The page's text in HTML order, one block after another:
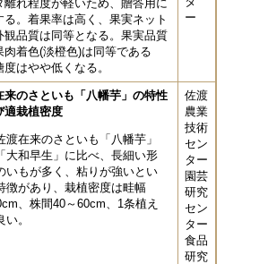
離れ程度が軽いため、贈答用に
る。着果率は高く、果実ネット
観品質は同等となる。果実品質
肉着色(淡橙色)は同等である
度はやや低くなる。
ー
来のさといも「八幡芋」の特性
適栽植密度
渡在来のさといも「八幡芋」
大和早生」に比べ、長細い形
いもが多く、粘りが強いとい
徴があり、栽植密度は畦幅
、株間40～60cm、1条植え
い。
佐渡
農業
技術
セン
ター
園芸
研究
セン
ター
食品
研究